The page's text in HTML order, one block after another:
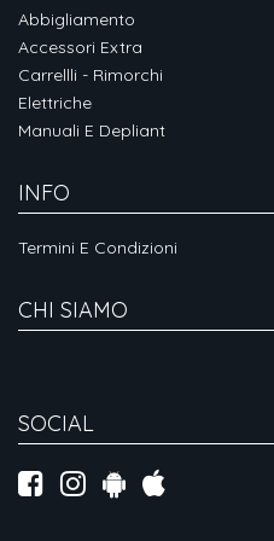
Abbigliamento
Accessori Extra
Carrellli - Rimorchi
Elettriche
Manuali E Depliant
INFO
Termini E Condizioni
CHI SIAMO
SOCIAL